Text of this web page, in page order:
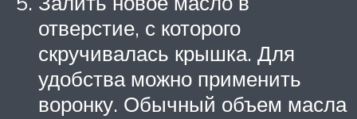
отверстие, с которого
скручивалась крышка. Для
удобства можно применить
воронку. Обычный объем масла